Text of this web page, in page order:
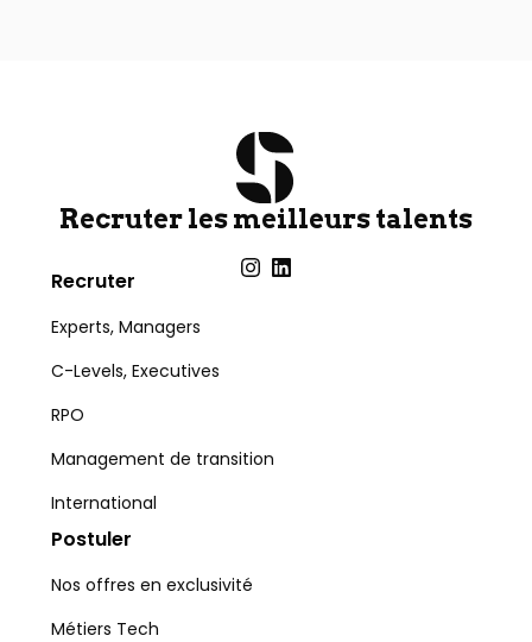
Recruter les meilleurs talents
Recruter
Experts, Managers
C-Levels, Executives
RPO
Management de transition
International
Postuler
Nos offres en exclusivité
Métiers Tech